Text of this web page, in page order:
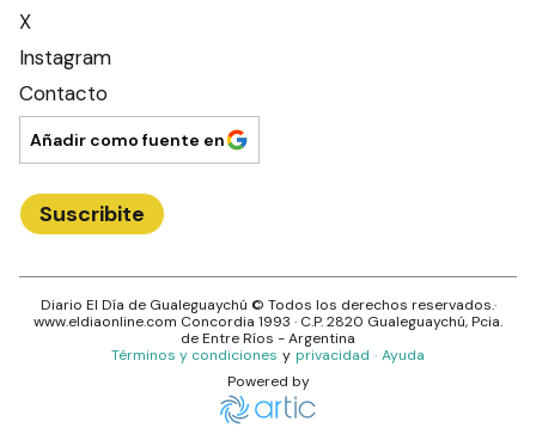
X
Instagram
Contacto
Añadir como fuente en
Suscribite
Diario El Día de Gualeguaychú © Todos los derechos reservados.·
www.eldiaonline.com Concordia 1993 · C.P.2820 Gualeguaychú, Pcia.
deEntre Ríos - Argentina
Términos y condiciones y privacidad · Ayuda
Powered by